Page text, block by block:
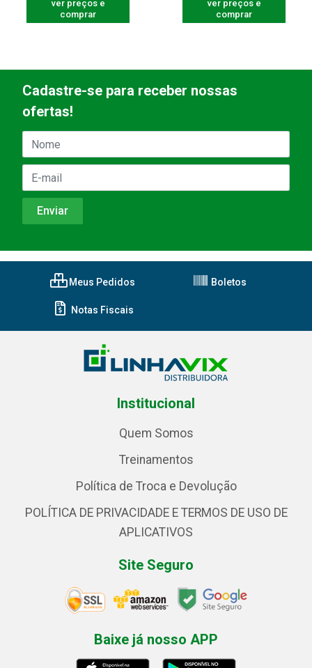
ver preços e
comprar
ver preços e
comprar
Cadastre-se para receber nossas
ofertas!
Meus Pedidos Boletos
Notas Fiscais
Institucional
Quem Somos
Treinamentos
Política de Troca e Devolução
POLÍTICA DE PRIVACIDADE E TERMOS DE USO DE
APLICATIVOS
Site Seguro
Baixe já nosso APP